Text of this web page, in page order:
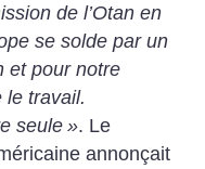
de l’Otan en
se solde par un
et pour notre
le travail.
seule ». Le
annonçait